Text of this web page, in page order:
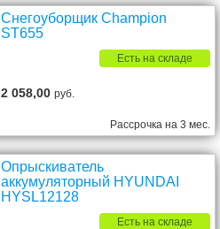
Снегоуборщик Champion
ST655
Есть на складе
2 058,00руб.
Рассрочка на 3 мес.
Опрыскиватель
аккумуляторный HYUNDAI
HYSL12128
Есть на складе